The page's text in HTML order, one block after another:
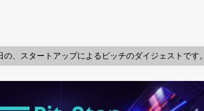
の、スタートアップによるピッチのダイジェストです。